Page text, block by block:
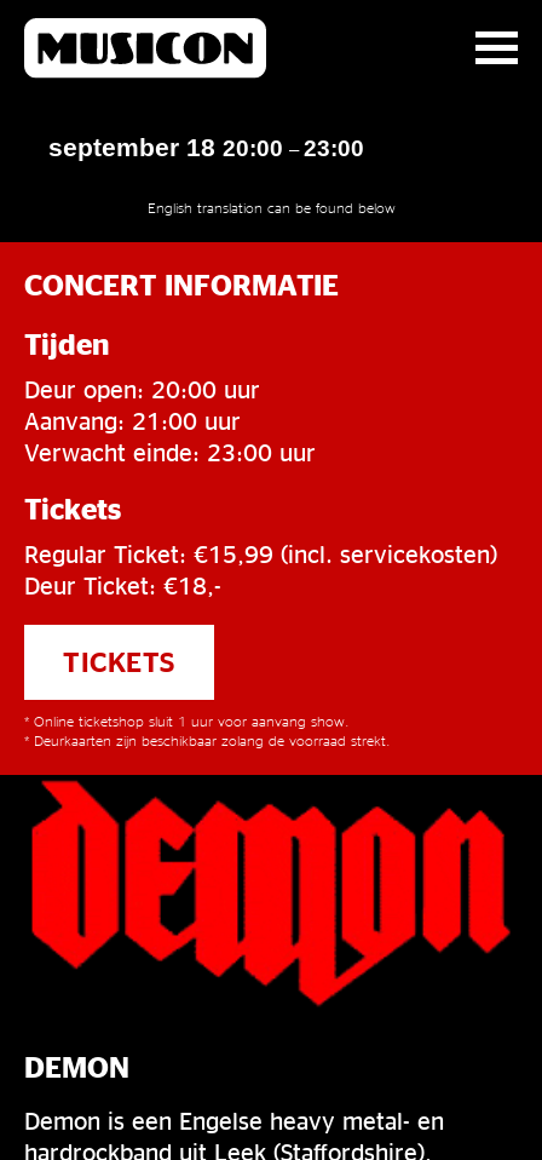
september 18 20:00 –23:00
English translation can be found below
CONCERT INFORMATIE
Tijden
Deur open: 20:00 uur
Aanvang: 21:00 uur
Verwacht einde: 23:00 uur
Tickets
Regular Ticket: €15,99 (incl. servicekosten)
Deur Ticket: €18,-
TICKETS
* Online ticketshop sluit 1 uur voor aanvang show.
* Deurkaarten zijn beschikbaar zolang de voorraad strekt.
DEMON
Demon is een Engelse heavy metal- en
hardrockband uit Leek (Staffordshire),